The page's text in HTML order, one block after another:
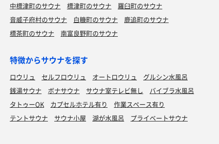
中標津町のサウナ
標津町のサウナ
羅臼町のサウナ
音威子府村のサウナ
白糠町のサウナ
鹿追町のサウナ
標茶町のサウナ
南富良野町のサウナ
特徴からサウナを探す
ロウリュ セルフロウリュ オートロウリュ
グルシン水風呂
銭湯サウナ
ボナサウナ サウナ室テレビ無し
バイブラ水風呂
タトゥーOK
カプセルホテル有り
作業スペース有り
テントサウナ
サウナ小屋 湖が水風呂 プライベートサウナ